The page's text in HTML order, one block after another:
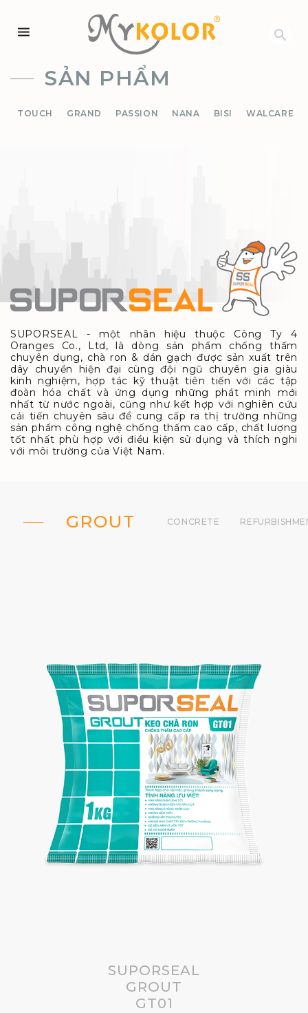
MYKOLOR
SẢN PHẨM
TOUCH GRAND PASSION NANA BISI WALCARE
SUPORSEAL - một nhãn hiệu thuộc Công Ty 4
Oranges Co., Ltd, là dòng sản phẩm chống thấm
chuyên dụng, chà ron & dán gạch được sản xuất trên
dây chuyền hiện đại cùng đội ngũ chuyên gia giàu
kinh nghiệm, hợp tác kỹ thuật tiên tiến với các tập
đoàn hóa chất và ứng dụng những phát minh mới
nhất từ nước ngoài, cũng như kết hợp với nghiên cứu
cải tiến chuyên sâu để cung cấp ra thị trường những
sản phẩm công nghệ chống thấm cao cấp, chất lượng
tốt nhất phù hợp với điều kiện sử dụng và thích nghi
với môi trường của Việt Nam.
GROUT CONCRETE
SUPORSEAL
GROUT
GT01